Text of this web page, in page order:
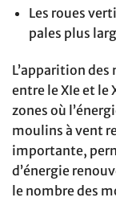
Les roues
pales plus
L’apparition
entre le XIe et le
zones où
moulins à vent
importante,
d’énergie
le nombre des